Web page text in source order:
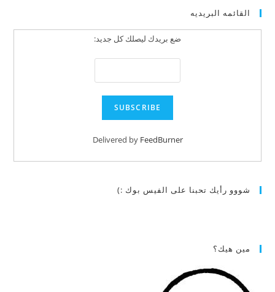
القائمه البريديه
ضع بريدك ليصلك كل جديد:
Delivered by FeedBurner
شووو رأيك تحبنا على الفيس بوك :)
مين هيك؟